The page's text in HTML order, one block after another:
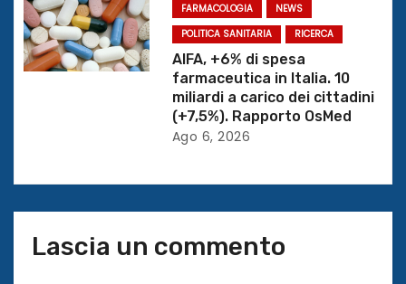
c
o
FARMACOLOGIA
NEWS
POLITICA SANITARIA
RICERCA
AIFA, +6% di spesa
farmaceutica in Italia. 10
miliardi a carico dei cittadini
(+7,5%). Rapporto OsMed
Ago 6, 2026
Lascia un commento